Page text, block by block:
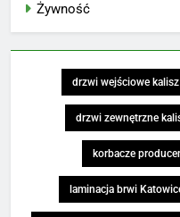
Żywność
drzwi wejściowe kalisz
drzwi zewnętrzne
korbacze
laminacja brwi